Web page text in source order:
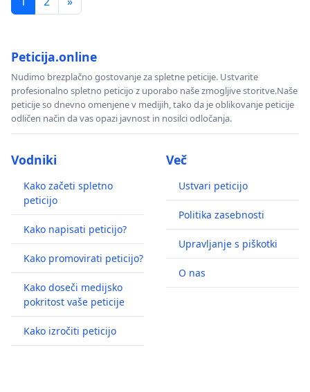
Peticija.online
Nudimo brezplačno gostovanje za spletne peticije. Ustvarite
profesionalno spletno peticijo z uporabo naše zmogljive storitve.Naše
peticije so dnevno omenjene v medijih, tako da je oblikovanje peticije
odličen način da vas opazi javnost in nosilci odločanja.
Vodniki
Kako začeti spletno
peticijo
Kako napisati peticijo?
Kako promovirati peticijo?
Kako doseči medijsko
pokritost vaše peticije
Kako izročiti peticijo
Več
Ustvari peticijo
Politika zasebnosti
Upravljanje s piškotki
O nas